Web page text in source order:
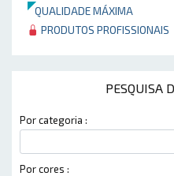
QUALIDADE MÁXIMA
PRODUTOS PROFISSIONAIS
PESQUISA
Por categoria :
Por cores :